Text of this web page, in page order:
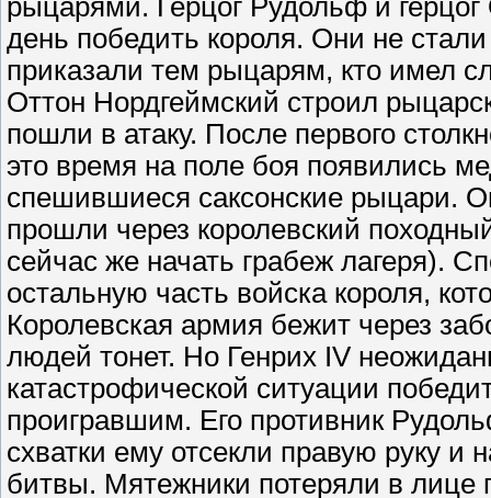
рыцарями. Герцог Рудольф и
день победить короля. Они не
приказали тем рыцарям, кто имел
Оттон Нордгеймский строил
пошли в атаку. После первого
это время на поле боя появились
спешившиеся саксонские рыцари.
прошли через королевский
сейчас же начать грабеж лагеря).
остальную часть войска короля,
Королевская армия бежит через
людей тонет. Но Генрих IV
катастрофической ситуации
проигравшим. Его противник
схватки ему отсекли правую руку и
битвы. Мятежники потеряли в лице